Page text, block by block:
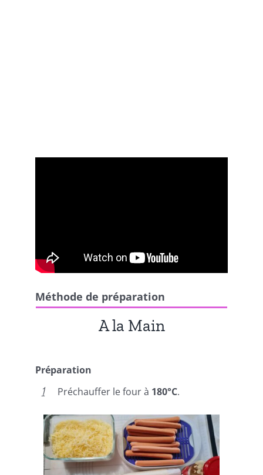
Méthode de préparation
A la Main
Préparation
Préchauffer le four à 180°C.